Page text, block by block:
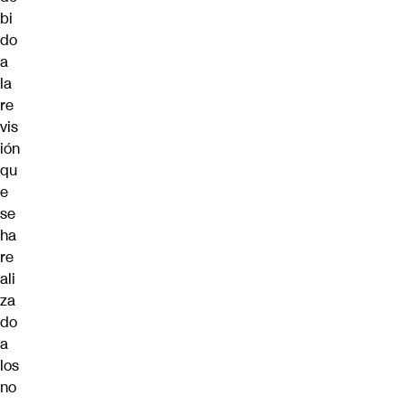
bi
do
a
la
re
vis
ión
qu
e
se
ha
re
ali
za
do
a
los
no